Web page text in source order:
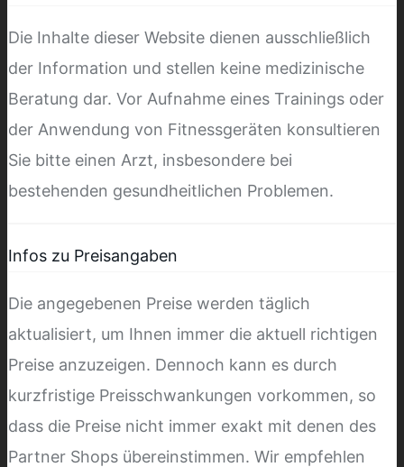
Die Inhalte dieser Website dienen ausschließlich
der Information und stellen keine medizinische
Beratung dar. Vor Aufnahme eines Trainings oder
der Anwendung von Fitnessgeräten konsultieren
Sie bitte einen Arzt, insbesondere bei
bestehenden gesundheitlichen Problemen.
Infos zu Preisangaben
Die angegebenen Preise werden täglich
aktualisiert, um Ihnen immer die aktuell richtigen
Preise anzuzeigen. Dennoch kann es durch
kurzfristige Preisschwankungen vorkommen, so
dass die Preise nicht immer exakt mit denen des
Partner Shops übereinstimmen. Wir empfehlen